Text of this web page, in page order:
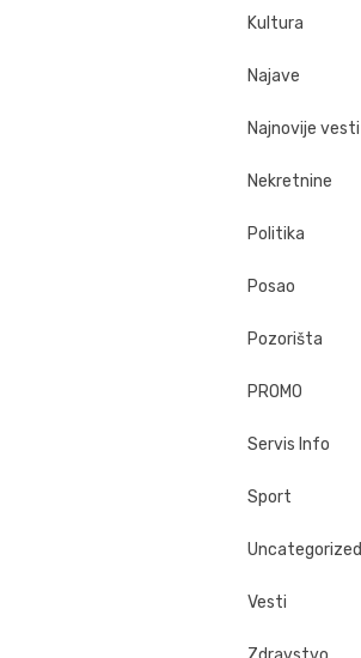
Kultura
Najave
Najnovije vesti
Nekretnine
Politika
Posao
Pozorišta
PROMO
Servis Info
Sport
Uncategorized
Vesti